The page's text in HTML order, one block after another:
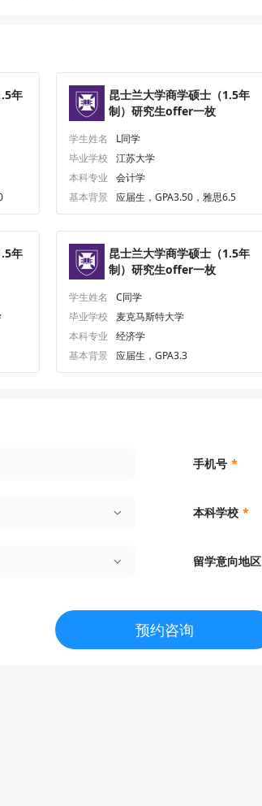
年
昆士兰大学商学硕士（1.5年
制）研究生offer一枚
学生姓名
L同学
毕业学校
江苏大学
本科专业 会计学
基本背景
应届生，GPA3.50，雅思6.5
年
昆士兰大学商学硕士（1.5年
制）研究生offer一枚
学生姓名
C同学
毕业学校
麦克马斯特大学
本科专业 经济学
基本背景
应届生，GPA3.3
手机号 *
本科学校 *
留学意向地区
预约咨询